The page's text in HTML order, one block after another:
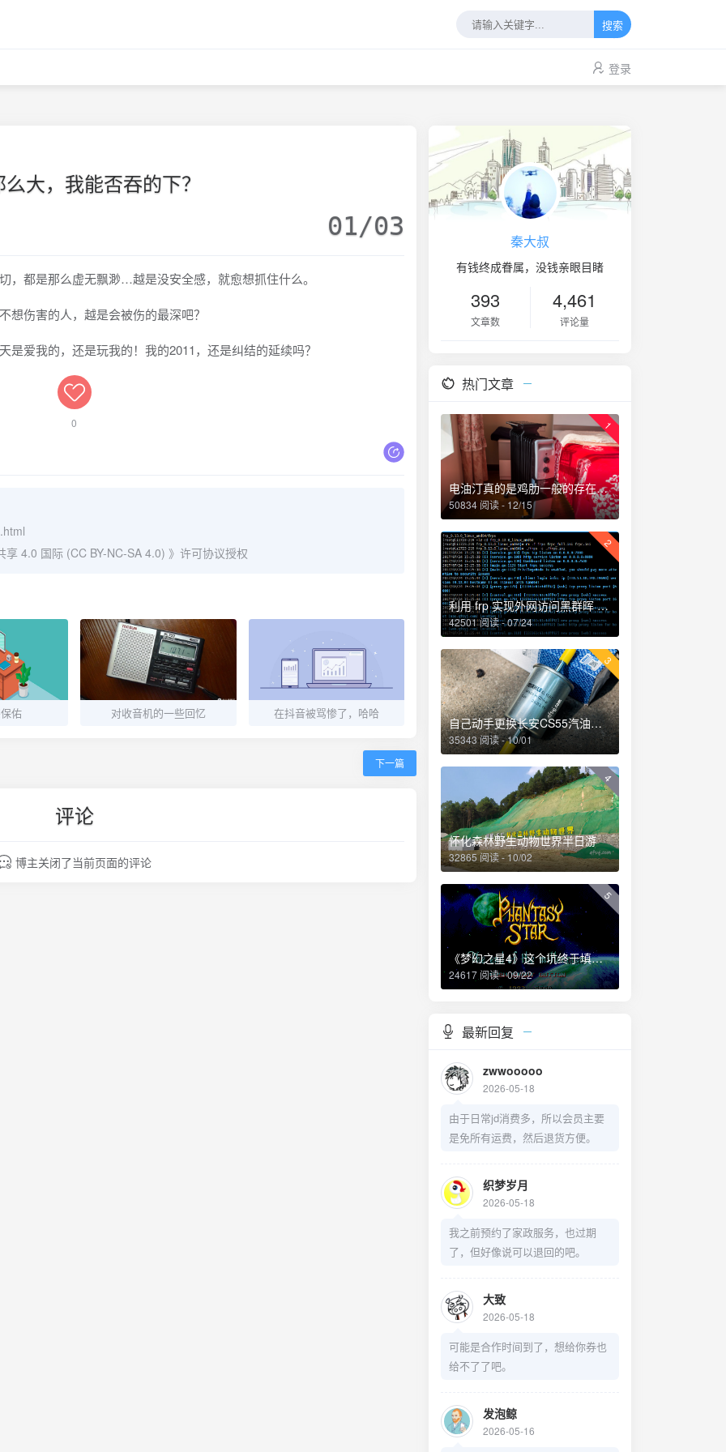
搜索
登录
大，我能否吞的下？
01/03
，都是那么虚无飘渺…越是没安全感，就愈想抓住什么。
想伤害的人，越是会被伤的最深吧？
爱我的，还是玩我的！我的2011，还是纠结的延续吗？
0
4.0 国际 (CC BY-NC-SA 4.0) 》许可协议授权
佑 对收音机的一些回忆 在抖音被骂惨了，哈哈
下一篇
评论
博主关闭了当前页面的评论
秦大叔
有钱终成眷属，没钱亲眼目睹
393
文章数
4,461
评论量
热门文章
1
电油汀真的是鸡肋一般的存在，累觉不爱！
50834 阅读 - 12/15
2
利用 frp 实现外网访问黑群晖 NAS
42501 阅读 - 07/24
3
自己动手更换长安CS55汽油滤芯、机油和机油滤芯
35343 阅读 - 10/01
4
怀化森林野生动物世界半日游
32865 阅读 - 10/02
5
《梦幻之星4》这个坑终于填上了！
24617 阅读 - 09/22
最新回复
zwwooooo
2026-05-18
由于日常jd消费多，所以会员主要
是免所有运费，然后退货方便。
织梦岁月
2026-05-18
我之前预约了家政服务，也过期
了，但好像说可以退回的吧。
大致
2026-05-18
可能是合作时间到了，想给你券也
给不了了吧。
发泡鲸
2026-05-16